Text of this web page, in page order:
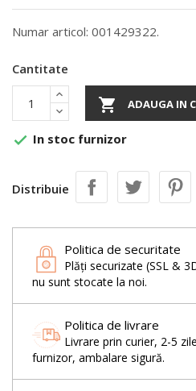
Numar articol: 001429322.
Cantitate
 ADAUGA IN
 In stoc furnizor
Distribuie
Politica de securitate
Plăți securizate (SSL &
nu sunt stocate la noi.
Politica de livrare
Livrare prin curier, 2-5
furnizor, ambalare sigură.